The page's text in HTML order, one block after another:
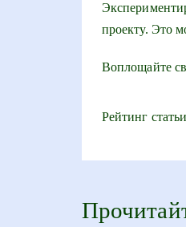
проекту. Это
Воплощайте
Рейтинг статьи